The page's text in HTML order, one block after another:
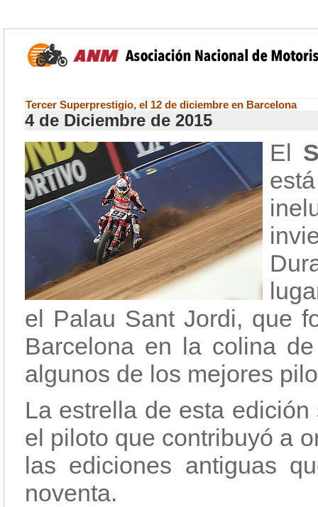
Tercer Superprestigio, el 12 de diciembre en Barcelona
4 de Diciembre de 2015
El
el Palau Sant Jordi, que
Barcelona en la colina
algunos de los mejores
La estrella de esta
el piloto que contribuyó a
las ediciones antiguas
noventa.